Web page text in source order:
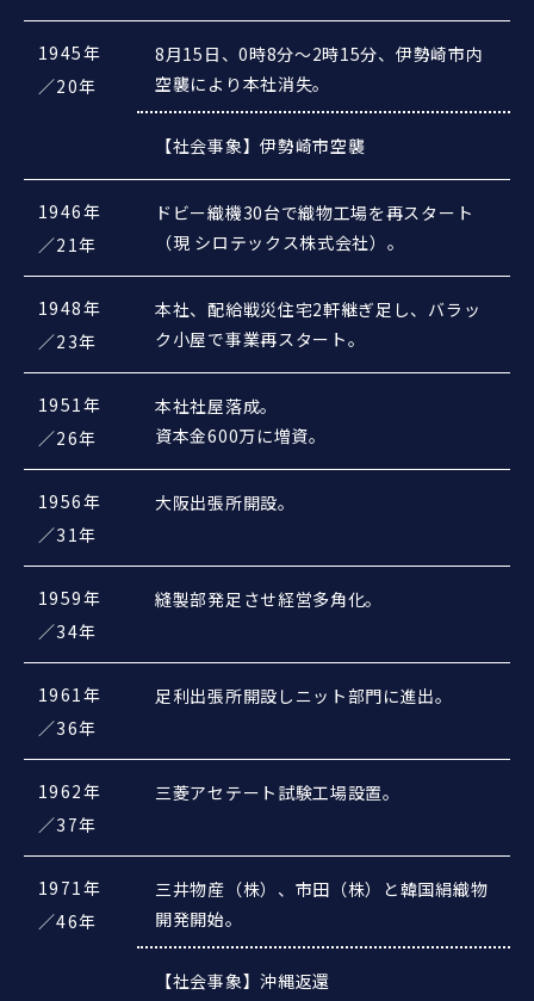
1945年
／20年
8月15日、0時8分～2時15分、伊勢崎市内
空襲により本社消失。
【社会事象】伊勢崎市空襲
1946年
／21年
ドビー織機30台で織物工場を再スタート
（現 シロテックス株式会社）。
1948年
／23年
本社、配給戦災住宅2軒継ぎ足し、バラッ
ク小屋で事業再スタート。
1951年
／26年
本社社屋落成。
資本金600万に増資。
1956年
／31年
大阪出張所開設。
1959年
／34年
縫製部発足させ経営多角化。
1961年
／36年
足利出張所開設しニット部門に進出。
1962年
／37年
三菱アセテート試験工場設置。
1971年
／46年
三井物産（株）、市田（株）と韓国絹織物
開発開始。
【社会事象】沖縄返還